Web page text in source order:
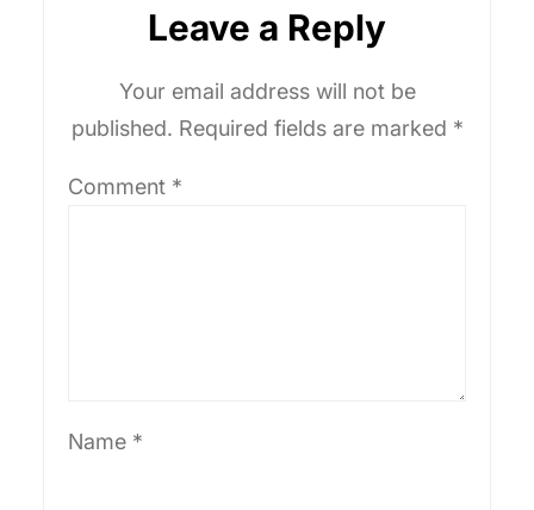
Leave a Reply
Your email address will not be
published. Required fields are marked *
Comment *
Name *